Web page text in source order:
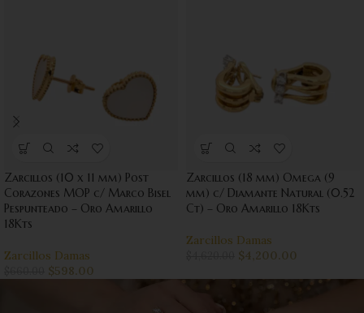
Zarcillos (10 x 11 mm) Post
Corazones MOP c/ Marco Bisel
Pespunteado – Oro Amarillo
18Kts
Zarcillos Damas
$598.00
Zarcillos (18 mm) Omega (9
mm) c/ Diamante Natural (0.52
Ct) – Oro Amarillo 18Kts
Zarcillos Damas
$4,200.00